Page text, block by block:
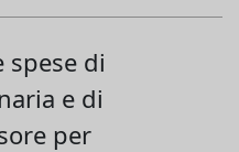
spese di
e di
per